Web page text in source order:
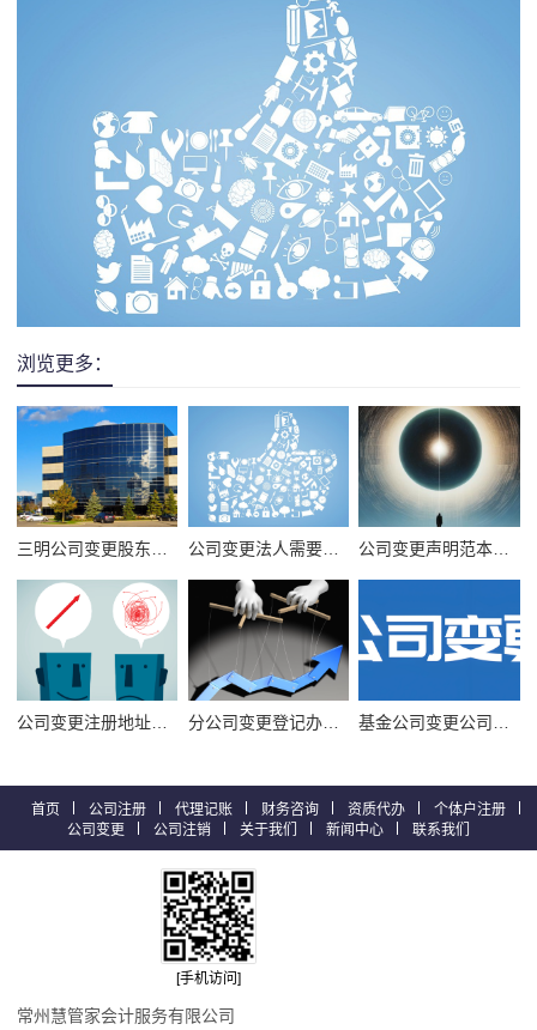
浏览更多：
公司变更法人需要多久，法人是否要写入章程
分公司变更登记办事者的权利和义务有什么？ 共同熟悉
首页 公司注册 代理记账 财务咨询 资质代办
个体户注册
公司变更
公司注销 关于我们 新闻中心 联系我们
[手机访问]
常州慧管家会计服务有限公司